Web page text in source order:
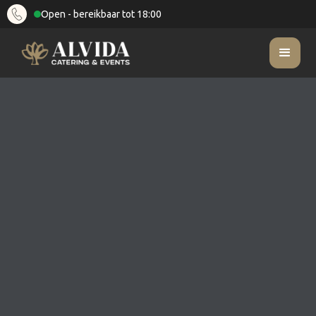
Open - bereikbaar tot 18:00